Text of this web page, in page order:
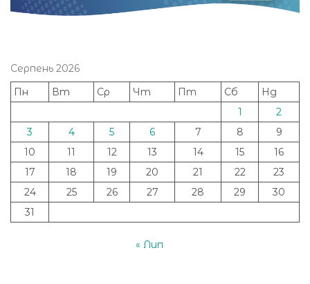
Серпень 2026
Пн
Вт Ср Чт Пт Сб
Нд
1
2
3
4 5 6 7 8
9
10
11 12 13 14 15
16
17
18 19 20 21 22
23
24
25 26 27 28 29
30
31
« Лип